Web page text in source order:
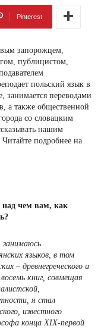
Pinterest
запорожцем,
публицистом,
польский язык в
занимается переводами
а также общественной
со словацким
нашим
подробнее на
чем вам, как
занимаюсь
языков, в том
– древнегреческого и
книг, совмещая
я стал
известного
конца XIX-первой